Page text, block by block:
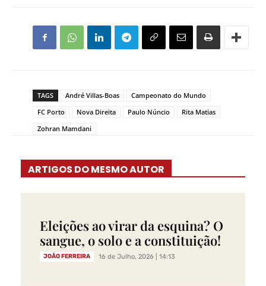
TAGS André Villas-Boas
Campeonato do Mundo
FC Porto
Nova Direita Paulo Núncio
Rita Matias
Zohran Mamdani
ARTIGOS DO MESMO AUTOR
Eleições ao virar da esquina? O
sangue, o solo e a constituição!
JOÃO FERREIRA 16 de Julho, 2026 | 14:13